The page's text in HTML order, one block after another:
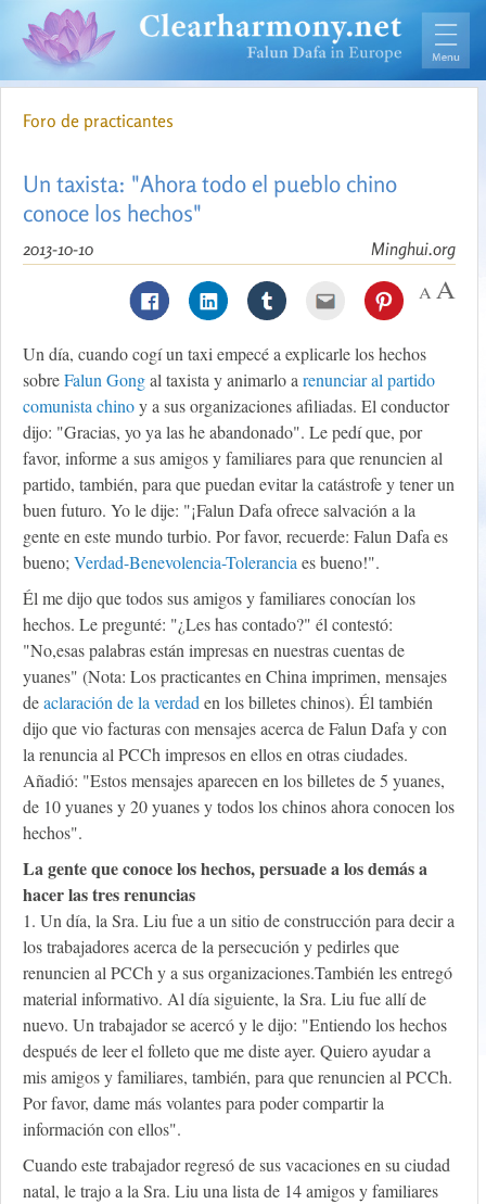
Foro de practicantes
Un taxista: "Ahora todo el pueblo chino
conoce los hechos"
Minghui.org
2013-10-10
Un día, cuando cogí un taxi empecé a explicarle los hechos
sobreFalun Gongal taxista y animarlo arenunciar al partido
comunista chinoy a sus organizaciones afiliadas. El conductor
dijo: "Gracias, yo ya las he abandonado". Le pedí que, por
favor, informe a sus amigos y familiares para que renuncien al
partido, también, para que puedan evitar la catástrofe y tener un
buen futuro. Yo le dije: "¡Falun Dafa ofrece salvación a la
gente en este mundo turbio. Por favor, recuerde: Falun Dafa es
bueno;Verdad-Benevolencia-Toleranciaes bueno!".
Él me dijo que todos sus amigos y familiares conocían los
hechos. Le pregunté: "¿Les has contado?" él contestó:
"No,esas palabras están impresas en nuestras cuentas de
yuanes" (Nota: Los practicantes en China imprimen, mensajes
deaclaración de la verdaden los billetes chinos). Él también
dijo que vio facturas con mensajes acerca de Falun Dafa y con
la renuncia al PCCh impresos en ellos en otras ciudades.
Añadió: "Estos mensajes aparecen en los billetes de 5 yuanes,
de 10 yuanes y 20 yuanes y todos los chinos ahora conocen los
hechos".
La gente que conoce los hechos, persuade a los demás a
hacer las tres renuncias
1. Un día, la Sra. Liu fue a un sitio de construcción para decir a
los trabajadores acerca de la persecución y pedirles que
renuncien al PCCh y a sus organizaciones.También les entregó
material informativo. Al día siguiente, la Sra. Liu fue allí de
nuevo. Un trabajador se acercó y le dijo: "Entiendo los hechos
después de leer el folleto que me diste ayer. Quiero ayudar a
mis amigos y familiares, también, para que renuncien al PCCh.
Por favor, dame más volantes para poder compartir la
información con ellos".
Cuando este trabajador regresó de sus vacaciones en su ciudad
natal, le trajo a la Sra. Liu una lista de 14 amigos y familiares